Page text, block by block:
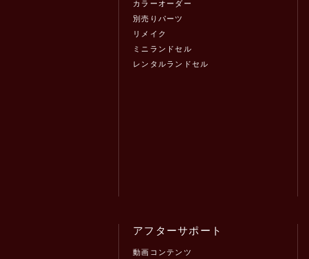
カラーオーダー
別売りパーツ
リメイク
ミニランドセル
レンタルランドセル
アフターサポート
動画コンテンツ